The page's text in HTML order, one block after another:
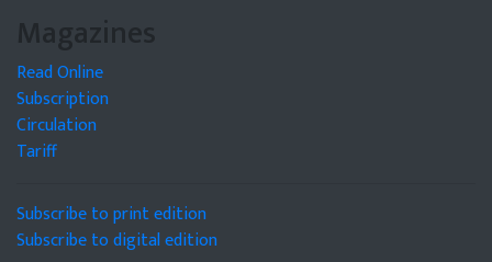
Magazines
Read Online
Subscription
Circulation
Tariff
Subscribe to print edition
Subscribe to digital edition